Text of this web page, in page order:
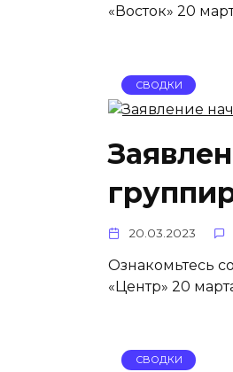
«Восток» 20
СВОДКИ
20.03.2023
Ознакомьтесь
«Центр» 20
СВОДКИ